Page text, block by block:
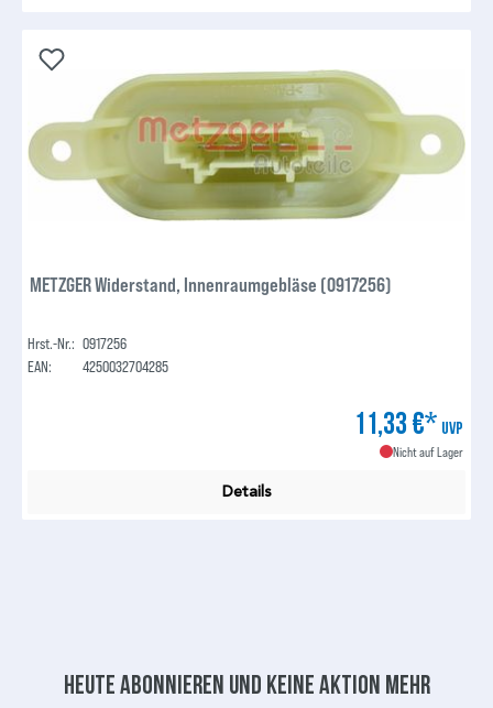
METZGER Widerstand, Innenraumgebläse (0917256)
Hrst.-Nr.: 0917256
EAN:
4250032704285
11,33 €* UVP
Nicht auf Lager
Details
Heute abonnieren und keine aktion mehr